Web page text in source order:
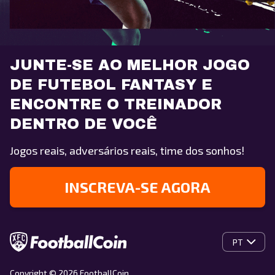
JUNTE-SE AO MELHOR JOGO
DE FUTEBOL FANTASY E
ENCONTRE O TREINADOR
DENTRO DE VOCÊ
Jogos reais, adversários reais, time dos sonhos!
INSCREVA-SE AGORA
PT
Copyright © 2026 FootballCoin.